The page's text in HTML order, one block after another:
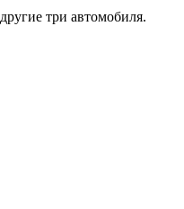
другие три автомобиля.